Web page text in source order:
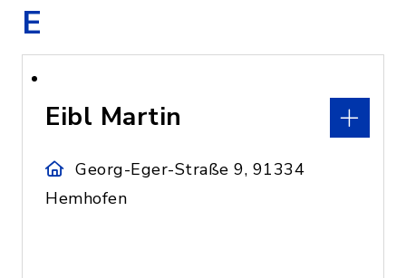
E
Eibl Martin
Georg-Eger-Straße 9, 91334
Hemhofen